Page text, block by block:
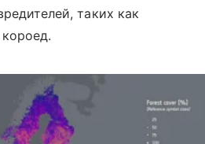
таких как